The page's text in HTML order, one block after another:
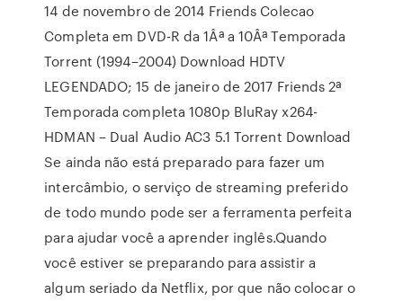
14 de novembro de 2014 Friends Colecao
Completa em DVD-R da 1Âª a 10Âª Temporada
Torrent (1994–2004) Download HDTV
LEGENDADO; 15 de janeiro de 2017 Friends 2ª
Temporada completa 1080p BluRay x264-
HDMAN – Dual Audio AC3 5.1 Torrent Download
Se ainda não está preparado para fazer um
intercâmbio, o serviço de streaming preferido
de todo mundo pode ser a ferramenta perfeita
para ajudar você a aprender inglês.Quando
você estiver se preparando para assistir a
algum seriado da Netflix, por que não colocar o